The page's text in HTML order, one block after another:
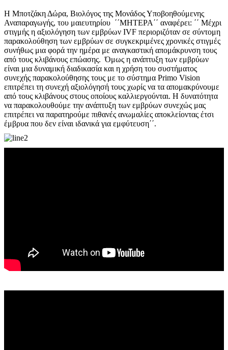
Η Μποτζάκη Δώρα, Βιολόγος της Μονάδος Υποβοηθούμενης
Αναπαραγωγής, του μαιευτηρίου ΄΄ΜΗΤΕΡΑ΄΄ αναφέρει: ΄΄ Μέχρι
στιγμής η αξιολόγηση των εμβρύων IVF περιοριζόταν σε σύντομη
παρακολούθηση των εμβρύων σε συγκεκριμένες χρονικές στιγμές
συνήθως μια φορά την ημέρα με αναγκαστική απομάκρυνση τους
από τους κλιβάνους επώασης. Όμως η ανάπτυξη των εμβρύων
είναι μια δυναμική διαδικασία και η χρήση του συστήματος
συνεχής παρακολούθησης τους με το σύστημα Primo Vision
επιτρέπει τη συνεχή αξιολόγησή τους χωρίς να τα απομακρύνουμε
από τους κλιβάνους στους οποίους καλλιεργούνται. Η δυνατότητα
να παρακολουθούμε την ανάπτυξη των εμβρύων συνεχώς μας
επιτρέπει να παρατηρούμε πιθανές ανωμαλίες αποκλείοντας έτσι
έμβρυα που δεν είναι ιδανικά για εμφύτευση΄΄.